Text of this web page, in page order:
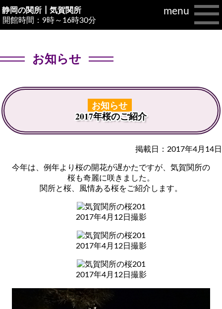
静岡の関所┃気賀関所
開館時間：9時～16時30分
menu
お知らせ
お知らせ
2017年桜のご紹介
掲載日：2017年4月14日
今年は、例年より桜の開花が遅かたですが、気賀関所の
桜も奇麗に咲きました。
関所と桜、風情ある桜をご紹介します。
2017年4月12日撮影
2017年4月12日撮影
2017年4月12日撮影